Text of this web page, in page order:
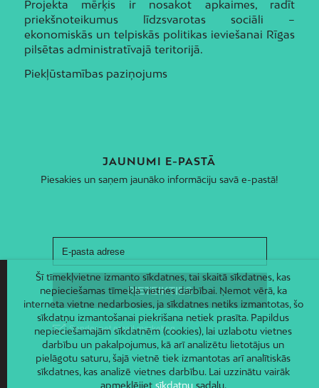
Projekta mērķis ir nosakot apkaimes, radīt
priekšnoteikumus līdzsvarotas sociāli –
ekonomiskās un telpiskās politikas ieviešanai Rīgas
pilsētas administratīvajā teritorijā.
Piekļūstamības paziņojums
JAUNUMI E-PASTĀ
Piesakies un saņem jaunāko informāciju savā e-pastā!
Šī tīmekļvietne izmanto sīkdatnes, tai skaitā sīkdatnes, kas
nepieciešamas tīmekļa vietnes darbībai. Ņemot vērā, ka
interneta vietne nedarbosies, ja sīkdatnes netiks izmantotas, šo
sīkdatņu izmantošanai piekrišana netiek prasīta. Papildus
nepieciešamajām sīkdatnēm (cookies), lai uzlabotu vietnes
darbību un pakalpojumus, kā arī analizētu lietotājus un
pielāgotu saturu, šajā vietnē tiek izmantotas arī analītiskās
sīkdatnes, kas analizē vietnes darbību. Lai uzzinātu vairāk
apmeklējiet sīkdatņusadaļu.